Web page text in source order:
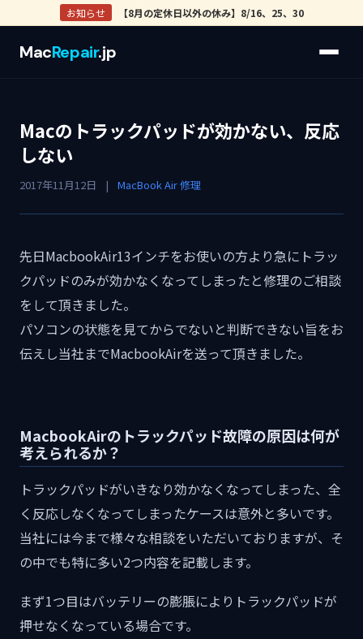
お知らせ 【8月の定休日以外の休み】8/16、25、30
MacRepair.jp
Macのトラックパッドが効かない、反応
しない
2017年11月12日 | MacBook Air 修理
先日MacbookAir13インチをお使いの方より急にトラッ
クパッドのみが効かなくなってしまったと修理のご相談
をして頂きました。
パソコンの状態を見てからでないと判断できない旨をお
伝えし当社までMacbookAirを送って頂きました。
MacbookAirのトラックパッド故障の原因は何が
考えられるか？
トラックパッドがいきなり効かなくなってしまった、全
く反応しなくなってしまったケースは意外と多いです。
当社には今まで様々な相談をいただいておりますが、そ
の中でも特に多い2つ内容を記載します。
まず1つ目はバッテリーの膨脹によりトラックパッドが
押せなくなっている場合です。